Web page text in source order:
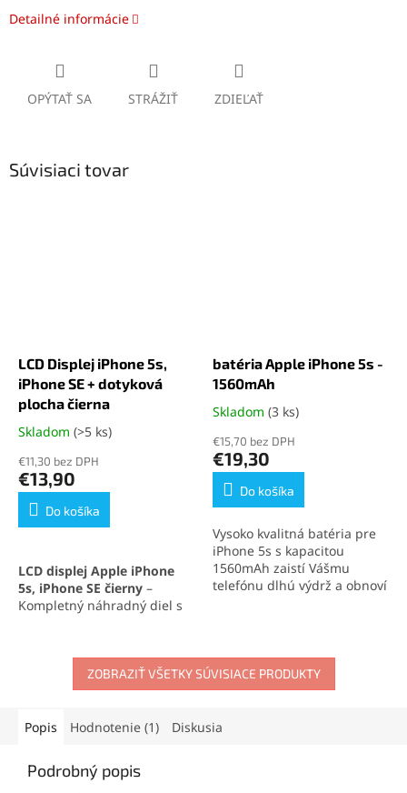
Detailné informácie
OPÝTAŤ SA STRÁŽIŤ ZDIEĽAŤ
Súvisiaci tovar
LCD Displej iPhone 5s,
iPhone SE + dotyková
plocha čierna
Priemerné
produktu
je
5,0
Skladom (>5 ks)
€11,30 bez DPH
€13,90
Do košíka
LCD displej Apple iPhone
5s, iPhone SE čierny –
Kompletný náhradný diel s
zobrazovacie vlastnosti a
vysokú citlivosť dotyku.
Ideálne riešenie na rýchlu a
displeja iPhone 5s, iPhone
batéria Apple iPhone 5s -
1560mAh
Priemerné
produktu
je
5,0
hviezdičiek.
Skladom (3 ks)
€15,70 bez DPH
€19,30
Do košíka
Vysoko kvalitná batéria pre
iPhone 5s s kapacitou
1560mAh zaistí Vášmu
telefónu dlhú výdrž a obnoví
maximálnej kapacity.
ZOBRAZIŤ VŠETKY SÚVISIACE PRODUKTY
Popis Hodnotenie (1) Diskusia
Podrobný popis